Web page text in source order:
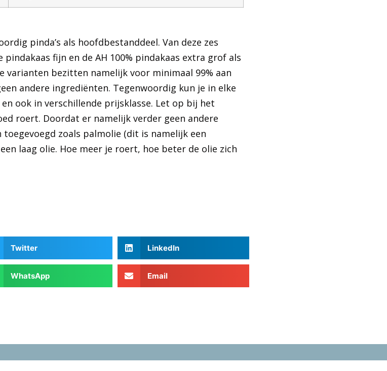
pinda’s als hoofdbestanddeel. Van deze zes
fijn en de AH 100% pindakaas extra grof als
varianten bezitten namelijk voor minimaal 99% aan
andere ingrediënten. Tegenwoordig kun je in elke
ook in verschillende prijsklasse. Let op bij het
roert. Doordat er namelijk verder geen andere
zoals palmolie (dit is namelijk een
laag olie. Hoe meer je roert, hoe beter de olie zich
Twitter LinkedIn
WhatsApp Email